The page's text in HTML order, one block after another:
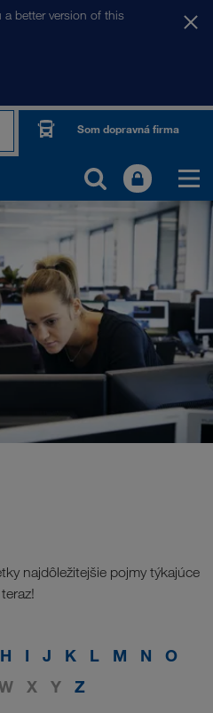
a better version of this
Som dopravná firma
najdôležitejšie pojmy týkajúce
H I J K L M N
O
X Y Z